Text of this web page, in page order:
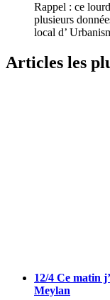
Rappel : ce
plusieurs
local d’
Articles les
12/4 Ce matin
Meylan